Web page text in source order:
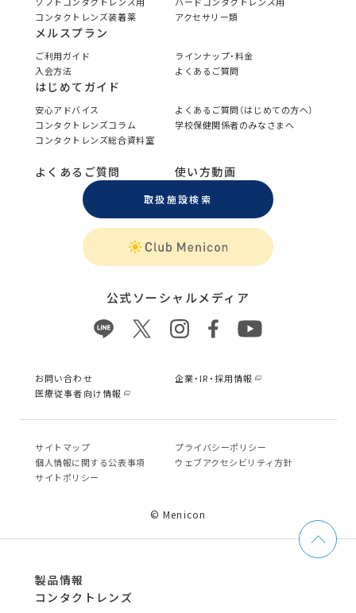
コンタクトレンズ装着薬
アクセサリー類
メルスプラン
ご利用ガイド
ラインナップ・料金
入会方法
よくあるご質問
はじめてガイド
安心アドバイス
よくあるご質問（はじめての方へ）
コンタクトレンズコラム
学校保健関係者のみなさまへ
コンタクトレンズ総合資料室
よくあるご質問 使い方動画
取扱施設検索
公式ソーシャルメディア
お問い合わせ
企業・IR・採用情報
医療従事者向け情報
サイトマップ
プライバシーポリシー
個⼈情報に関する公表事項
ウェブアクセシビリティ方針
サイトポリシー
© Menicon
製品情報
コンタクトレンズ